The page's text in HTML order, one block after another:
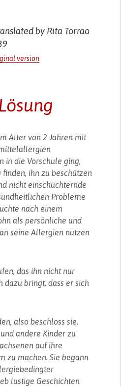
by Rita Torrao
version
Alter von 2 Jahren mit
in die Vorschule ging,
ihn zu beschützen
nicht einschüchternde
Probleme
nach einem
als persönliche und
seine Allergien nutzen
das ihn nicht nur
dazu bringt, dass er sich
also beschloss sie,
andere Kinder zu
auf ihre
zu machen. Sie begann
lustige Geschichten